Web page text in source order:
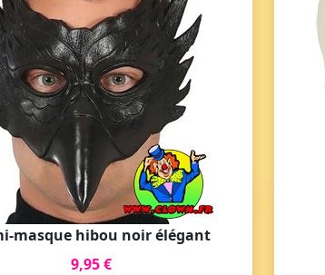
masque hibou noir élégant
9,95 €